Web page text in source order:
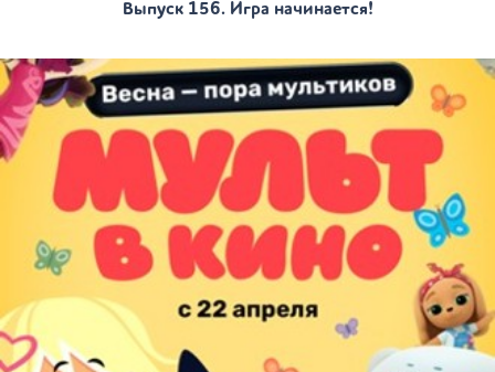
Выпуск 156. Игра начинается!